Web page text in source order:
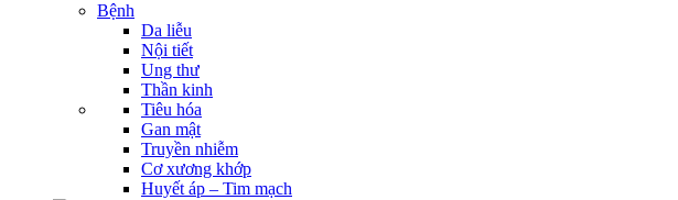
Bệnh
Da liễu
Nội tiết
Ung thư
Thần kinh
Tiêu hóa
Gan mật
Truyền nhiễm
Cơ xương khớp
Huyết áp – Tim mạch